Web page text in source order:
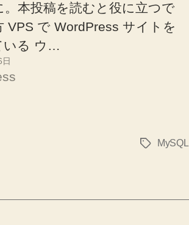
。本投稿を読むと役に立つで
VPS で WordPress サイトを
いる ウ…
タ
MySQL